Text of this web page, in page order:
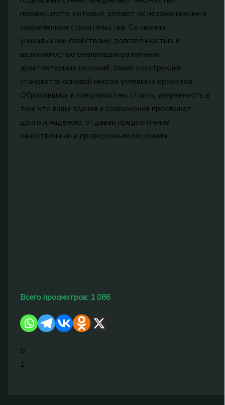
преимуществ, которые делают их незаменимыми в
современном строительстве. Со своими
уникальными свойствами, долговечностью и
возможностью реализации различных
архитектурных решений, такие конструкции
становятся основой многих успешных проектов.
Обратившись к специалистам, стоить уверенность в
том, что ваши здания и сооружения прослужат
долго и надежно, отдавая предпочтение
качественным и проверенным решениям.
Всего просмотров: 1 086
5
1